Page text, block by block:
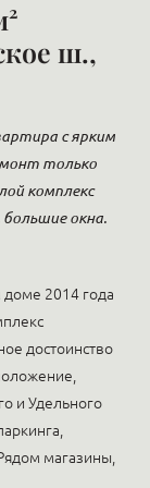
ш.,
с ярким
только
комплекс
окна.
доме 2014 года
достоинство
и Удельного
магазины,